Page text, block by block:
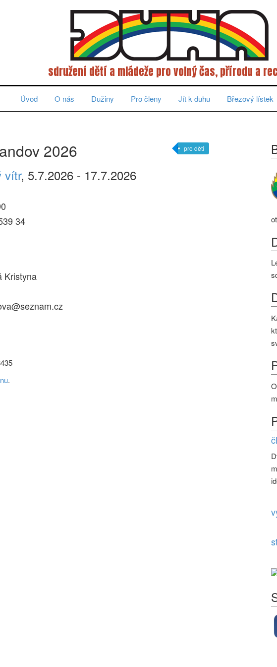
sdružení dětí a mládeže pro volný čas, přírodu a
Úvod O nás Dužiny Pro členy Jít k duhu Březový lístek
pro děti
2026
vítr, 5.7.2026 - 17.7.2026
34
Kristyna
.